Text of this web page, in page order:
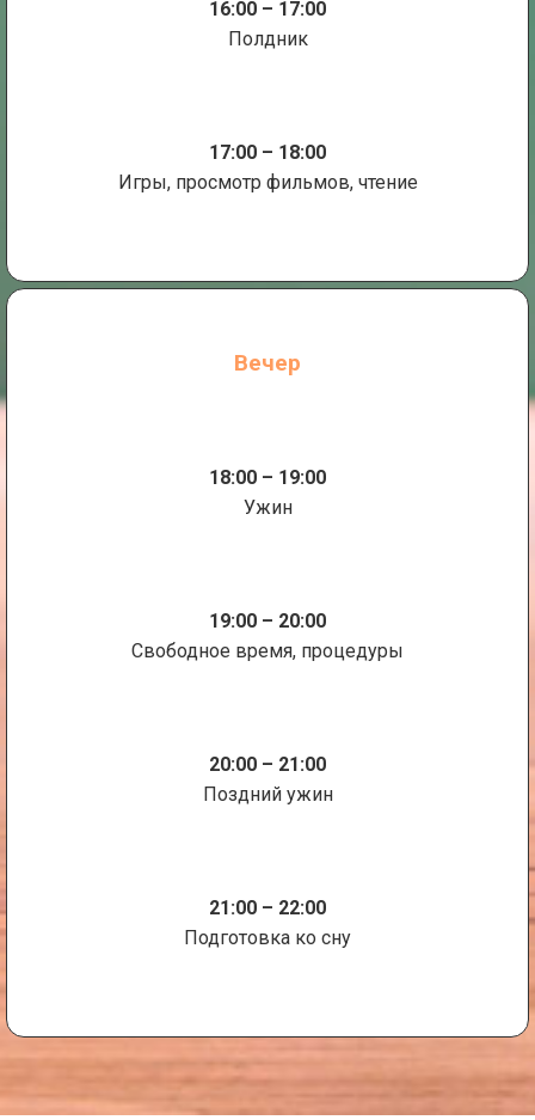
16:00 – 17:00
Полдник
17:00 – 18:00
Игры, просмотр фильмов, чтение
Вечер
18:00 – 19:00
Ужин
19:00 – 20:00
Свободное время, процедуры
20:00 – 21:00
Поздний ужин
21:00 – 22:00
Подготовка ко сну